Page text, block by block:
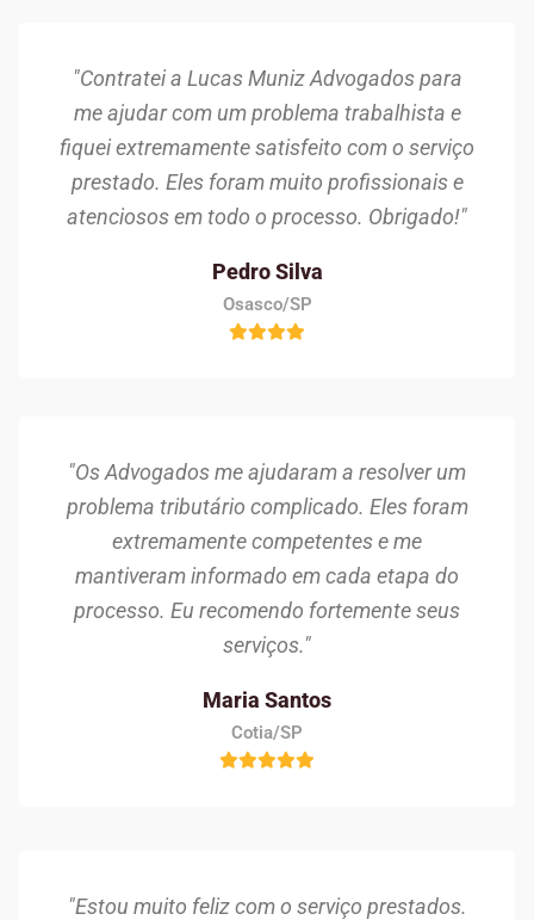
"Contratei a Lucas Muniz Advogados para
me ajudar com um problema trabalhista e
fiquei extremamente satisfeito com o serviço
prestado. Eles foram muito profissionais e
atenciosos em todo o processo. Obrigado!"
Pedro Silva
Osasco/SP
"Os Advogados me ajudaram a resolver um
problema tributário complicado. Eles foram
extremamente competentes e me
mantiveram informado em cada etapa do
processo. Eu recomendo fortemente seus
serviços."
Maria Santos
Cotia/SP
"Estou muito feliz com o serviço prestados.